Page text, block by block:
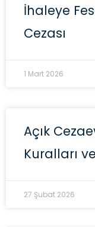
İhaleye
Cezası
1 Mart 2026
Açık
Kuralları
27 Şubat 2026